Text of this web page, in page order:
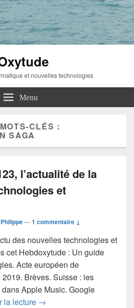
et nouvelles technologies
Menu
CLÉS :
SAGA
l’actualité de la
et
Philippe—1 commentaire ↓
des nouvelles technologies et
cet Hebdoxytude : Un guide
Acte européen de
Brèves. Suisse : les
Apple Music. Google
la lecture Hebdoxytude 123,
→